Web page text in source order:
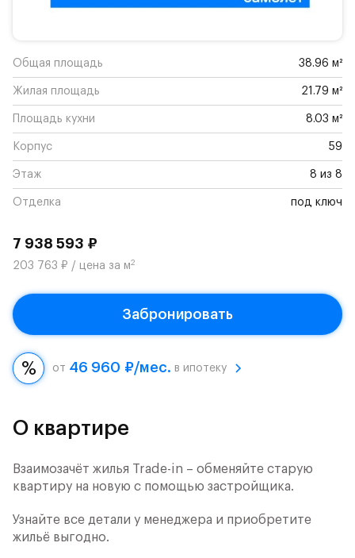
Общая площадь 38.96 м²
Жилая площадь 21.79 м²
Площадь кухни 8.03 м²
Корпус 59
Этаж 8 из 8
Отделка под ключ
7 938 593 ₽
203 763 ₽ / цена за м2
Забронировать
от 46 960 ₽/мес. в ипотеку
О квартире
Взаимозачёт жилья Trade-in – обменяйте старую
квартиру на новую с помощью застройщика.
Узнайте все детали у менеджера и приобретите
жильё выгодно.